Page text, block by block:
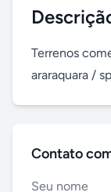
Terrenos
araraquara /
Contato